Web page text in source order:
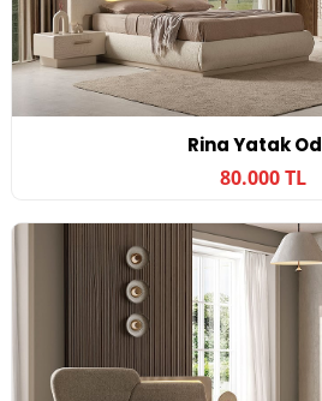
Rina Yatak
80.000 TL